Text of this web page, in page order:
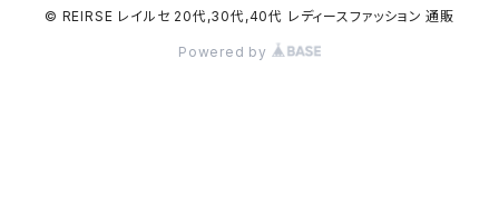
その他
バックパック
その他
タイツ© REIRSE レイルセ 20代,30代,40代 レディースファッション 通販
Powered by